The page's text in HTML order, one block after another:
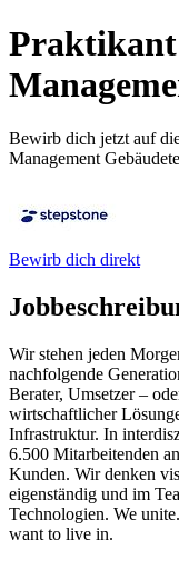
Bewirb dich jetzt auf
Management
Bewirb dich direkt
Wir stehen jeden
nachfolgende
Berater, Umsetzer –
wirtschaftlicher
Infrastruktur. In
6.500 Mitarbeitenden
Kunden. Wir denken
eigenständig und im
Technologien. We
want to live in.